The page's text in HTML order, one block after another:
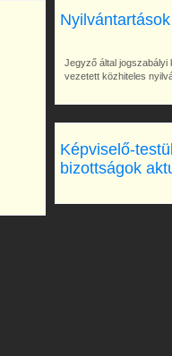
Nyilvántartások
Jegyző által jogszabályi
vezetett közhiteles
Képviselő-
bizottságok